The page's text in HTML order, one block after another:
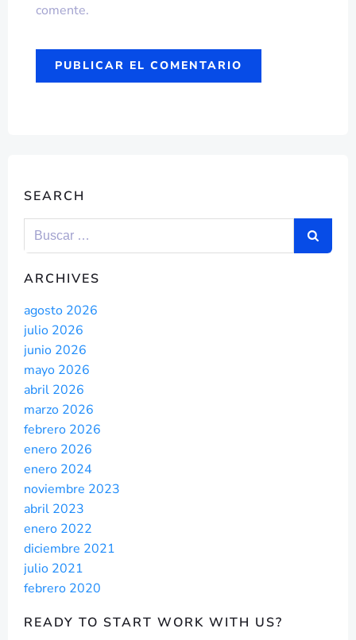
comente.
SEARCH
ARCHIVES
agosto 2026
julio 2026
junio 2026
mayo 2026
abril 2026
marzo 2026
febrero 2026
enero 2026
enero 2024
noviembre 2023
abril 2023
enero 2022
diciembre 2021
julio 2021
febrero 2020
READY TO START WORK WITH US?